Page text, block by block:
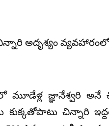
అదృశ్యం వ్యవహారంలో
మూడేళ్ల జ్ఞానేశ్వరి అనే
కుక్కతోపాటు చిన్నారి